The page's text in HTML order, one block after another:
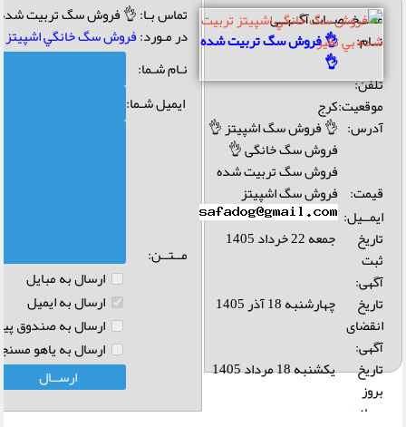
مشــخــصــات آگــهــی
نــام:
👌 فروش سگ تربیت شده
👌
تلفن:
موقعیت:کرج
آدرس: 👌 فروش سگ اشپیتز 👌
فروش سگ خانگی 👌
فروش سگ تربیت شده
قیمت: فروش سگ اشپیتز
ایمــیل:
تاریخ
ثبت
آگهی:
جمعه 22 خرداد 1405
تاریخ
انقضای
آگهی:
چهارشنبه 18 آذر 1405
تاريخ
بروز
رساني:
یکشنبه 18 مرداد 1405
تماس بـا: 👌 فروش سگ تربیت
در مـورد:فروش سگ خانگي اشپيتز
نـام شـما:
ایمیل شـما:
مــتــن:
ارسال به مبايل
ارسال به ايميل
ارسال به صندوق
ارسال به ياهو